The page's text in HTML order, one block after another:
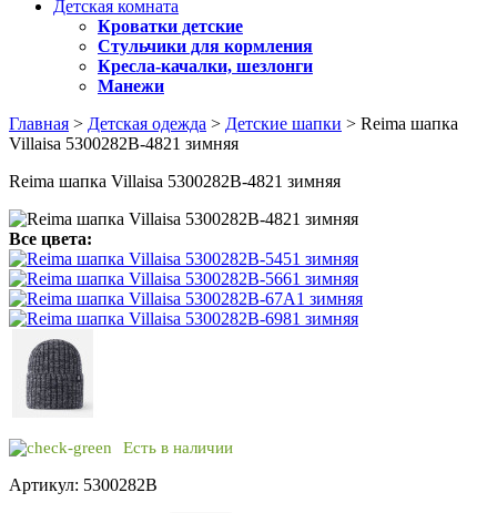
Детская комната
Кроватки детские
Стульчики для кормления
Кресла-качалки, шезлонги
Манежи
Главная > Детская одежда > Детские шапки > Reima шапка
Villaisa 5300282B-4821 зимняя
Reima шапка Villaisa 5300282B-4821 зимняя
Все цвета:
Есть в наличии
Артикул: 5300282B